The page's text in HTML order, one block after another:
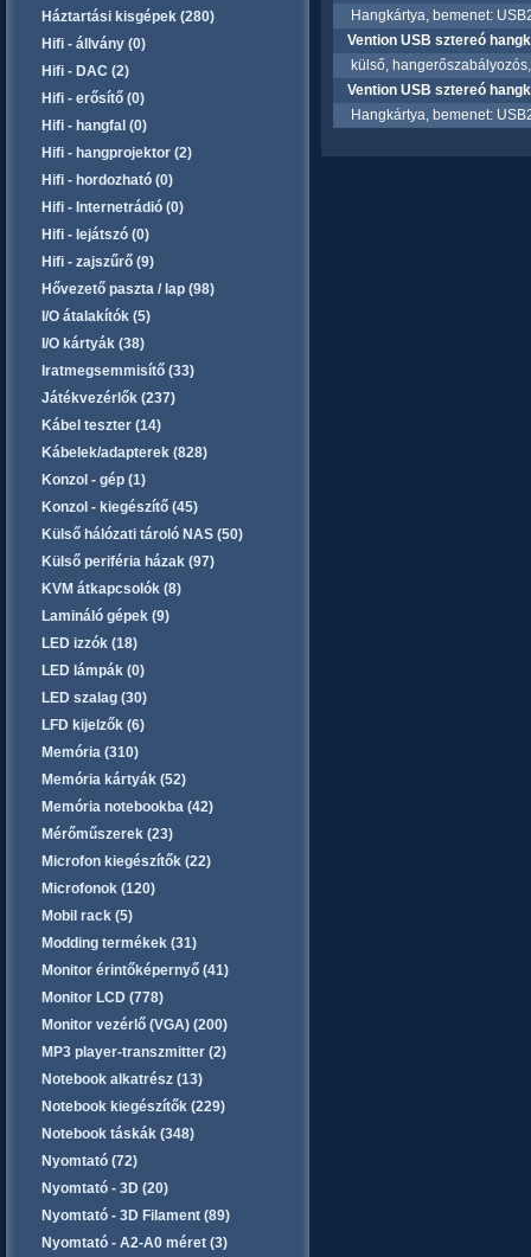
Háztartási kisgépek (280)
Hifi - állvány (0)
Hifi - DAC (2)
Hifi - erősítő (0)
Hifi - hangfal (0)
Hifi - hangprojektor (2)
Hifi - hordozható (0)
Hifi - Internetrádió (0)
Hifi - lejátszó (0)
Hifi - zajszűrő (9)
Hővezető paszta / lap (98)
I/O átalakítók (5)
I/O kártyák (38)
Iratmegsemmisítő (33)
Játékvezérlők (237)
Kábel teszter (14)
Kábelek/adapterek (828)
Konzol - gép (1)
Konzol - kiegészítő (45)
Külső hálózati tároló NAS (50)
Külső periféria házak (97)
KVM átkapcsolók (8)
Lamináló gépek (9)
LED izzók (18)
LED lámpák (0)
LED szalag (30)
LFD kijelzők (6)
Memória (310)
Memória kártyák (52)
Memória notebookba (42)
Mérőműszerek (23)
Microfon kiegészítők (22)
Microfonok (120)
Mobil rack (5)
Modding termékek (31)
Monitor érintőképernyő (41)
Monitor LCD (778)
Monitor vezérlő (VGA) (200)
MP3 player-transzmitter (2)
Notebook alkatrész (13)
Notebook kiegészítők (229)
Notebook táskák (348)
Nyomtató (72)
Nyomtató - 3D (20)
Nyomtató - 3D Filament (89)
Nyomtató - A2-A0 méret (3)
Hangkártya, bemenet:
Vention USB sztereó
külső, hangerőszabályozós,
Vention USB sztereó
Hangkártya, bemenet: